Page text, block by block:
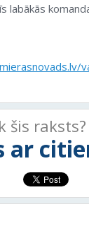
labākās
šis raksts?
ar